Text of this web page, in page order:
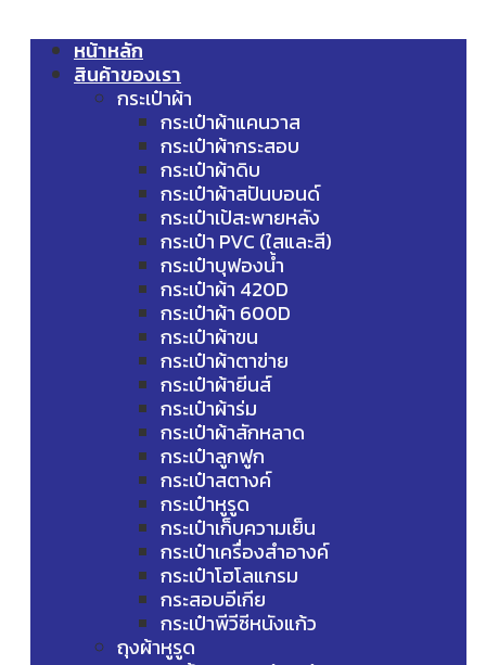
หน้าหลัก
สินค้าของเรา
กระเป๋าผ้า
กระเป๋าผ้าแคนวาส
กระเป๋าผ้ากระสอบ
กระเป๋าผ้าดิบ
กระเป๋าผ้าสปันบอนด์
กระเป๋าเป้สะพายหลัง
กระเป๋า PVC (ใสและสี)
กระเป๋าบุฟองน้ำ
กระเป๋าผ้า 420D
กระเป๋าผ้า 600D
กระเป๋าผ้าขน
กระเป๋าผ้าตาข่าย
กระเป๋าผ้ายีนส์
กระเป๋าผ้าร่ม
กระเป๋าผ้าสักหลาด
กระเป๋าลูกฟูก
กระเป๋าสตางค์
กระเป๋าหูรูด
กระเป๋าเก็บความเย็น
กระเป๋าเครื่องสำอางค์
กระเป๋าโฮโลแกรม
กระสอบอีเกีย
กระเป๋าพีวีซีหนังแก้ว
ถุงผ้าหูรูด